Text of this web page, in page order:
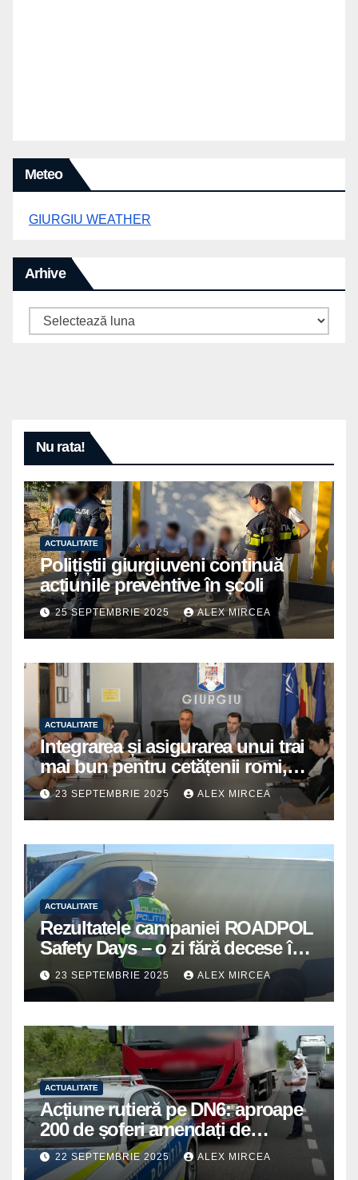
Meteo
GIURGIU WEATHER
Arhive
Arhive
Nu rata!
ACTUALITATE
Polițiștii giurgiuveni continuă
acțiunile preventive în școli
25 SEPTEMBRIE 2025 ALEX MIRCEA
ACTUALITATE
Integrarea și asigurarea unui trai
mai bun pentru cetățenii romi,
prioritate pentru instituțiile
publice giurgiuvene
23 SEPTEMBRIE 2025 ALEX MIRCEA
ACTUALITATE
Rezultatele campaniei ROADPOL
Safety Days – o zi fără decese în
trafic
23 SEPTEMBRIE 2025 ALEX MIRCEA
ACTUALITATE
Acțiune rutieră pe DN6: aproape
200 de șoferi amendați de
polițiștii din Mihăilești
22 SEPTEMBRIE 2025 ALEX MIRCEA